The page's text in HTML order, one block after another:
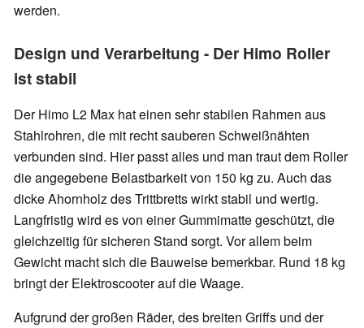
werden.
Design und Verarbeitung - Der Himo Roller
ist stabil
Der Himo L2 Max hat einen sehr stabilen Rahmen aus
Stahlrohren, die mit recht sauberen Schweißnähten
verbunden sind. Hier passt alles und man traut dem Roller
die angegebene Belastbarkeit von 150 kg zu. Auch das
dicke Ahornholz des Trittbretts wirkt stabil und wertig.
Langfristig wird es von einer Gummimatte geschützt, die
gleichzeitig für sicheren Stand sorgt. Vor allem beim
Gewicht macht sich die Bauweise bemerkbar. Rund 18 kg
bringt der Elektroscooter auf die Waage.
Aufgrund der großen Räder, des breiten Griffs und der